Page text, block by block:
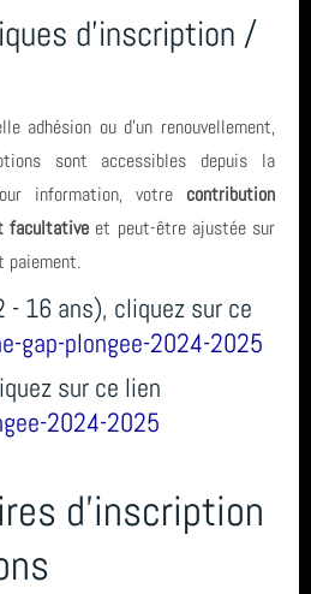
biologie
Hikeric
Roses
TIV
Cotes dArmor
St Nazaire
Egypte
année 2023 (8)
2021 (2)
2020 (3)
2018 (6)
2017 (10)
2015 (2)
2011 (1)
d'inscription /
adhésion ou d'un renouvellement,
sont accessibles depuis la
information, votre contribution
facultative et peut-être ajustée sur
paiement.
- 16 ans), cliquez sur ce
gap-plongee-2024-2025
sur ce lien
2024-2025
d'inscription